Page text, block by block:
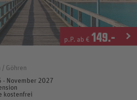
p.P. ab € 149.-
/ Göhren
- November 2027
kostenfrei